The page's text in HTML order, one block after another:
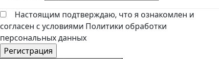
Настоящим подтверждаю, что я ознакомлен и
согласен с условиями Политики обработки
персональных данных